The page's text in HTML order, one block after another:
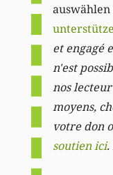
et engagé
n'est
nos
moyens,
votre don
soutien ici.